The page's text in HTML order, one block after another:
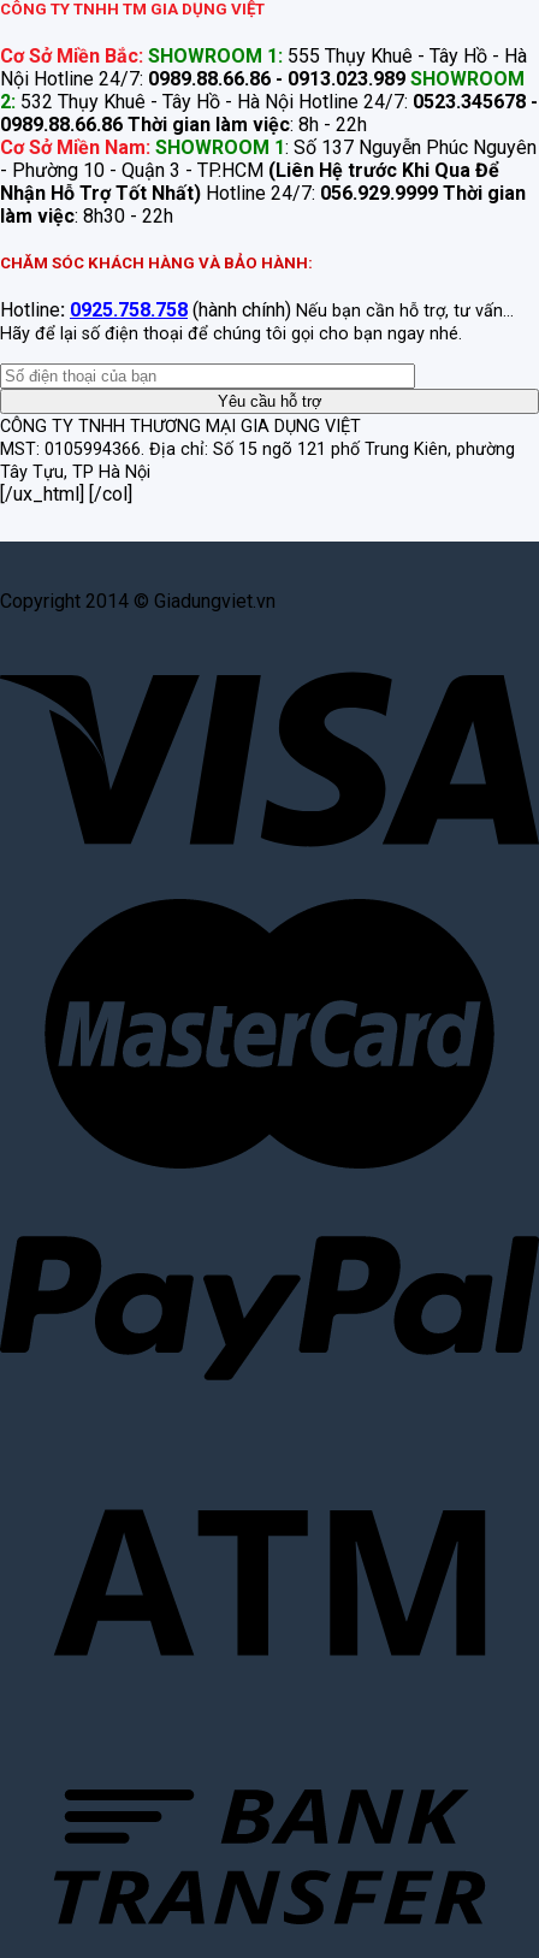
CÔNG TY TNHH TM GIA DỤNG VIỆT
Cơ Sở Miền Bắc: SHOWROOM 1: 555 Thụy Khuê - Tây Hồ - Hà
Nội Hotline 24/7: 0989.88.66.86 - 0913.023.989 SHOWROOM
2: 532 Thụy Khuê - Tây Hồ - Hà Nội Hotline 24/7: 0523.345678 -
0989.88.66.86 Thời gian làm việc: 8h - 22h
Cơ Sở Miền Nam: SHOWROOM 1: Số 137 Nguyễn Phúc Nguyên
- Phường 10 - Quận 3 - TP.HCM (Liên Hệ trước Khi Qua Để
Nhận Hỗ Trợ Tốt Nhất) Hotline 24/7: 056.929.9999 Thời gian
làm việc: 8h30 - 22h
CHĂM SÓC KHÁCH HÀNG VÀ BẢO HÀNH:
Hotline: 0925.758.758 (hành chính) Nếu bạn cần hỗ trợ, tư vấn...
Hãy để lại số điện thoại để chúng tôi gọi cho bạn ngay nhé.
CÔNG TY TNHH THƯƠNG MẠI GIA DỤNG VIỆT
MST: 0105994366. Địa chỉ: Số 15 ngõ 121 phố Trung Kiên, phường
Tây Tựu, TP Hà Nội
[/ux_html] [/col]
Copyright 2014 © Giadungviet.vn